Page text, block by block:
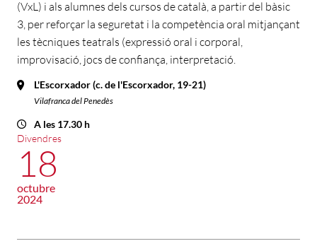
(VxL) i als alumnes dels cursos de català, a partir del bàsic
3, per reforçar la seguretat i la competència oral mitjançant
les tècniques teatrals (expressió oral i corporal,
improvisació, jocs de confiança, interpretació.
L'Escorxador (c. de l'Escorxador, 19-21)
Vilafranca del Penedès
A les 17.30 h
Divendres
18
octubre
2024